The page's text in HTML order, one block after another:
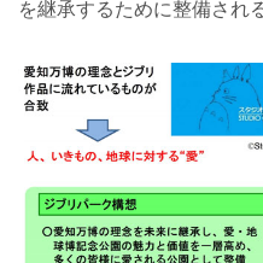
を継承するために整備され